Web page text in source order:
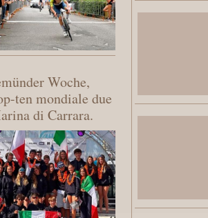
Woche,
ten mondiale due
di Carrara.